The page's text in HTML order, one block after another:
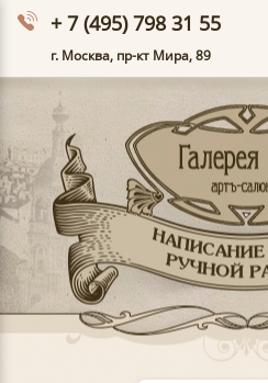
+ 7 (495) 798 31 55
г. Москва, пр-кт Мира, 89